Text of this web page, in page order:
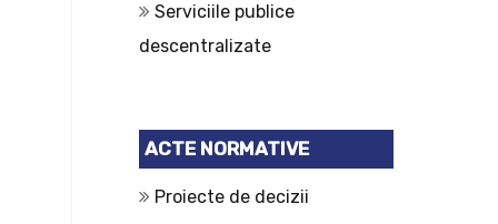
Serviciile publice
descentralizate
ACTE NORMATIVE
Proiecte de decizii